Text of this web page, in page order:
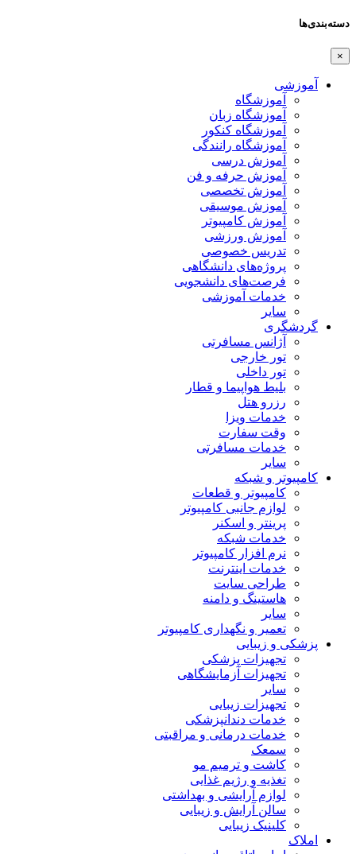
دسته‌بندی‌ها
×
آموزشی
آموزشگاه
آموزشگاه زبان
آموزشگاه کنکور
آموزشگاه رانندگی
آموزش درسی
آموزش حرفه و فن
آموزش تخصصی
آموزش موسیقی
آموزش کامپیوتر
آموزش ورزشی
تدریس خصوصی
پروژه‌های دانشگاهی
فرصت‌های دانشجویی
خدمات آموزشی
سایر
گردشگری
آژانس مسافرتی
تور خارجی
تور داخلی
بلیط هواپیما و قطار
رزرو هتل
خدمات ویزا
وقت سفارت
خدمات مسافرتی
سایر
کامپیوتر و شبکه
کامپیوتر و قطعات
لوازم جانبی کامپیوتر
پرینتر و اسکنر
خدمات شبکه
نرم افزار کامپیوتر
خدمات اینترنت
طراحی سایت
هاستینگ و دامنه
سایر
تعمیر و نگهداری کامپیوتر
پزشکی و زیبایی
تجهیزات پزشکی
تجهیزات آزمایشگاهی
سایر
تجهیزات زیبایی
خدمات دندانپزشکی
خدمات درمانی و مراقبتی
سمعک
کاشت و ترمیم مو
تغذیه و رژیم غذایی
لوازم آرایشی و بهداشتی
سالن آرایش و زیبایی
کلینیک زیبایی
املاک